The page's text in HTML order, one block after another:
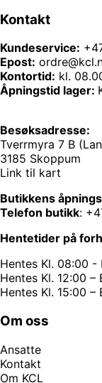
Kontakt
Kundeservice:
Epost:
Kontortid: kl.
Åpningstid lager:
Besøksadresse:
Tverrmyra 7 B
3185 Skoppum
Link til kart
Butikkens
Telefon butikk:
Hentetider på
Hentes Kl. 08:00
Hentes Kl. 12:00
Hentes Kl. 15:00
Om oss
Ansatte
Kontakt
Om KCL